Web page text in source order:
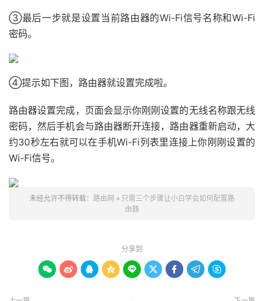
③最后一步就是设置当前路由器的Wi-Fi信号名称和Wi-Fi
密码。
④提示如下图，路由器就设置完成啦。
路由器设置完成，页面会显示你刚刚设置的无线名称跟无线
密码，然后手机会与路由器断开连接，路由器重新启动，大
约30秒左右就可以在手机Wi-Fi列表里连接上你刚刚设置的
Wi-Fi信号。
未经允许不得转载： 路由网 » 只需三个步骤让小白学会如何配置路
由器
分享到
        